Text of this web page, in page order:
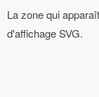
La zone qui
d'affichage SVG.